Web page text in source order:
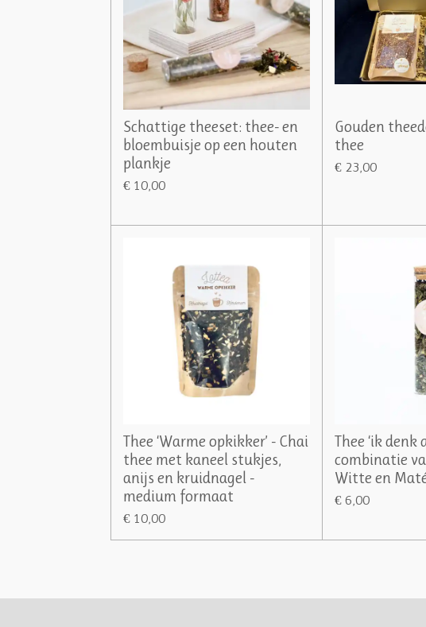
Schattige theeset: thee- en
bloembuisje op een houten
plankje
€ 10,00
Gouden
thee
€ 23,00
Thee ‘Warme opkikker’ - Chai
thee met kaneel stukjes,
anijs en kruidnagel -
medium formaat
€ 10,00
Thee ‘ik denk
combinatie
Witte en
€ 6,00